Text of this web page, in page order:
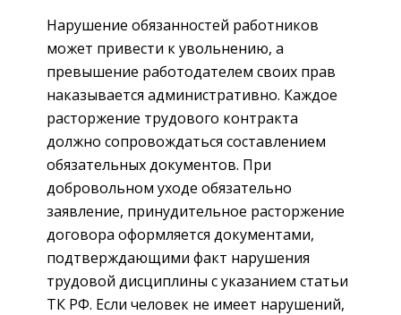
Нарушение обязанностей работников
может привести к увольнению, а
превышение работодателем своих прав
наказывается административно. Каждое
расторжение трудового контракта
должно сопровождаться составлением
обязательных документов. При
добровольном уходе обязательно
заявление, принудительное расторжение
договора оформляется документами,
подтверждающими факт нарушения
трудовой дисциплины с указанием статьи
ТК РФ. Если человек не имеет нарушений,